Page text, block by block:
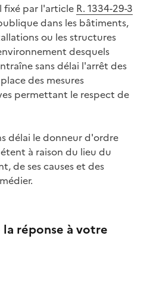
fixé par l'article R. 1334-29-3
dans les bâtiments,
ou les structures
desquels
sans délai l'arrêt des
des mesures
permettant le respect de
délai le donneur d'ordre
à raison du lieu du
de ses causes et des
réponse à votre